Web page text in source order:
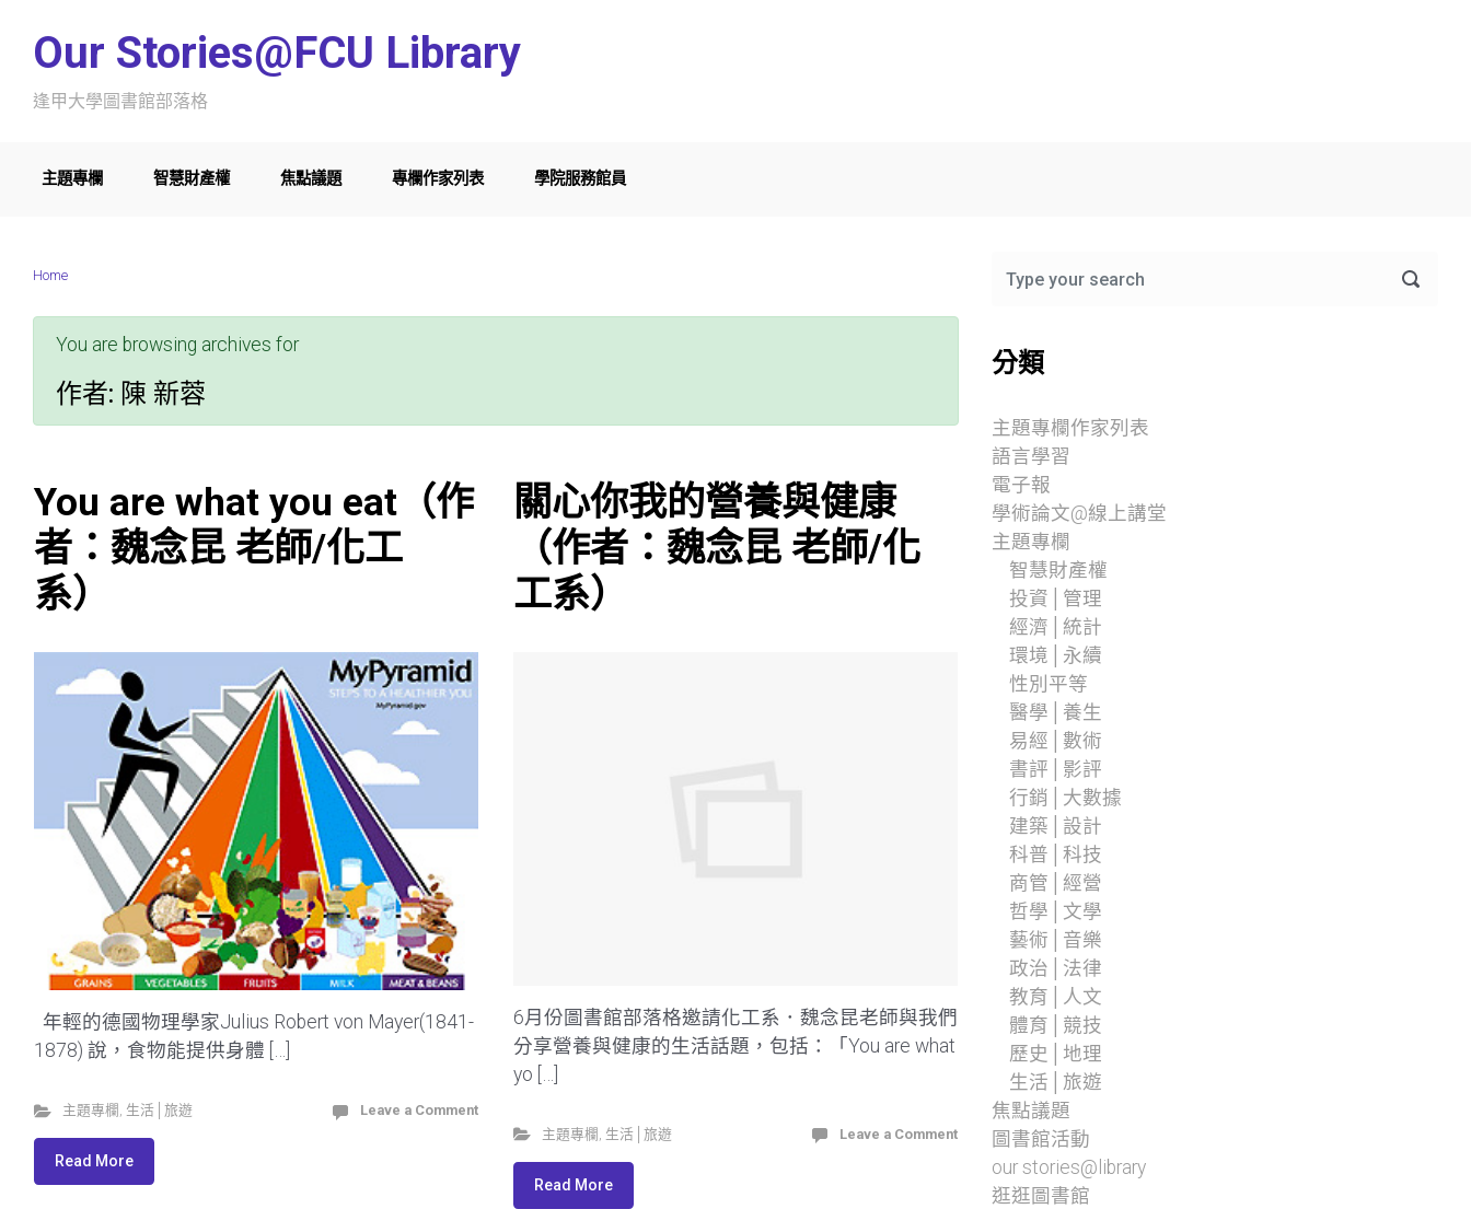
Our Stories@FCU Library
逢甲大學圖書館部落格
主題專欄 智慧財產權 焦點議題 專欄作家列表 學院服務館員
Home
You are browsing archives for
作者: 陳 新蓉
You are what you eat（作
者：魏念昆 老師/化工
系）
年輕的德國物理學家Julius Robert von Mayer(1841-
1878) 說，食物能提供身體 […]
主題專欄 , 生活│旅遊 Leave a Comment
Read More
關心你我的營養與健康
（作者：魏念昆 老師/化
工系）
6月份圖書館部落格邀請化工系．魏念昆老師與我們
分享營養與健康的生活話題，包括：「You are what
yo […]
主題專欄 生活│旅遊 Leave a Comment
Read More
分類
主題專欄作家列表
語言學習
電子報
學術論文@線上講堂
主題專欄
智慧財產權
投資│管理
經濟│統計
環境│永續
性別平等
醫學│養生
易經│數術
書評│影評
行銷│大數據
建築│設計
科普│科技
商管│經營
哲學│文學
藝術│音樂
政治│法律
教育│人文
體育│競技
歷史│地理
生活│旅遊
焦點議題
圖書館活動
our stories@library
逛逛圖書館